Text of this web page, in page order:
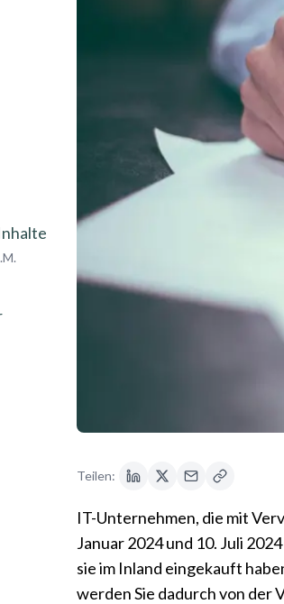
Teilen:
IT-Unternehmen, die mit
Januar 2024 und 10. Juli
sie im Inland eingekauft
werden Sie dadurch von der